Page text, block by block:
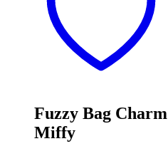
Fuzzy Bag Charm
Miffy